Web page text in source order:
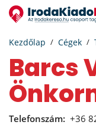
Kezdőlap Cégek
Barcs Város
Telefonszám: +36